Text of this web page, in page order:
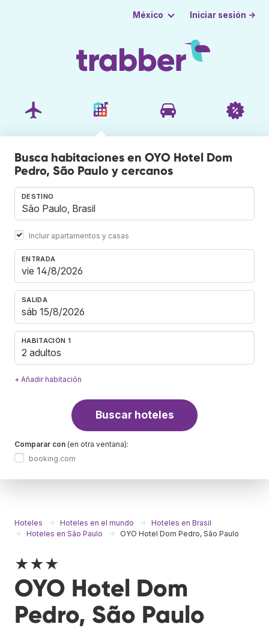
México Iniciar sesión →
Busca habitaciones en OYO Hotel Dom
Pedro, São Paulo y cercanos
DESTINO
Incluir apartamentos y casas
ENTRADA
SALIDA
HABITACIÓN 1
2 adultos
+ Añadir habitación
Buscar hoteles
Comparar con (en otra ventana):
booking.com
Hoteles Hoteles en el mundo
Hoteles en Brasil
Hoteles en São Paulo
OYO Hotel Dom Pedro, São Paulo
★★★
OYO Hotel Dom
Pedro, São Paulo